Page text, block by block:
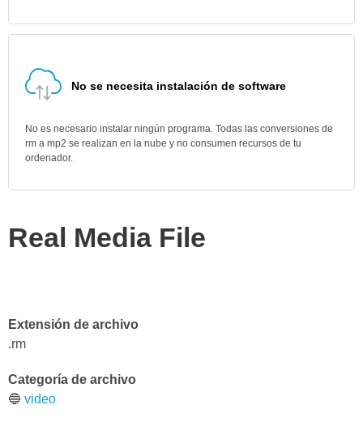
No se necesita instalación de software
No es necesario instalar ningún programa. Todas las conversiones de
rm a mp2 se realizan en la nube y no consumen recursos de tu
ordenador.
Real Media File
Extensión de archivo
.rm
Categoría de archivo
🔵 video